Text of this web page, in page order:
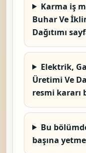
Karma iş
Buhar Ve
Dağıtımı
Elektrik,
Üretimi Ve
resmi kararı
Bu
başına